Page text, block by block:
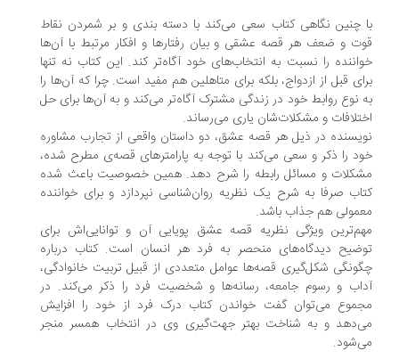
چنین نگاهی کتاب سعی می‌کند با دسته بندی و بر شمردن نقاط
و ضعف هر قصه عشقی و بیان رفتارها و افکار مرتبط با آن‌ها
را نسبت به انتخاب‌های خود آگاه‌تر کند. این کتاب نه تنها
قبل از ازدواج، بلکه برای متاهلین هم مفید است. چرا که آن‌ها را
نوع روابط خود در زندگی مشترک آگاه‌تر می‌کند و به آن‌ها برای حل
و مشکلات‌شان یاری می‌رساند.
در ذیل هر قصه عشق، دو داستان واقعی از تجارب مشاوره
را ذکر و سعی می‌کند با توجه به پارامترهای قصه‌ی مطرح شده،
و مسائل رابطه را شرح دهد. همین خصوصیت باعث شده
صرفا به شرح یک نظریه روان‌شناسی نپردازد و برای خواننده
هم جذاب باشد.
ویژگی نظریه قصه عشق پویایی آن و توانایی‌اش برای
دیدگاه‌های منحصر به فرد هر انسان است. کتاب درباره
شکل‌گیری قصه‌ها عوامل متعددی از قبیل تربیت خانوادگی،
و رسوم جامعه، رسانه‌ها و شخصیت فرد را ذکر می‌کند. در
می‌توان گفت خواندن کتاب درک فرد از خود را افزایش
و به شناخت بهتر جهت‌گیری وی در انتخاب همسر منجر